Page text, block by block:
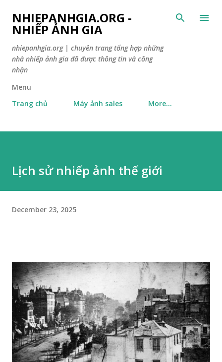
Skip to main content
NHIEPANHGIA.ORG -
NHIẾP ẢNH GIA
nhiepanhgia.org | chuyên trang tổng hợp những
nhà nhiếp ảnh gia đã được thông tin và công
nhận
Menu
Trang chủ
Máy ảnh sales More…
Lịch sử nhiếp ảnh thế giới
December 23, 2025